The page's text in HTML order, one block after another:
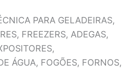
PARA GELADEIRAS,
FREEZERS, ADEGAS,
ÁGUA, FOGÕES, FORNOS,